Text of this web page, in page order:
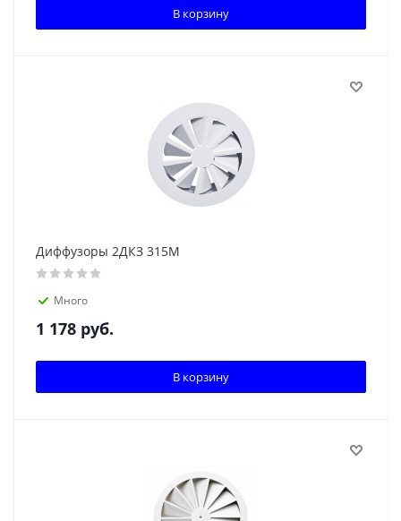
В корзину
Диффузоры 2ДКЗ 315М
Много
1 178 руб.
В корзину